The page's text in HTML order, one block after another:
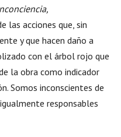
las acciones que, sin
y que hacen daño a
con el árbol rojo que
la obra como indicador
Somos inconscientes de
responsables